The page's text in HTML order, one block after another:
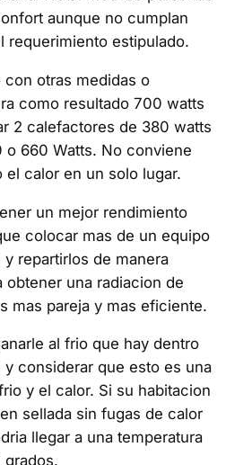
aunque no cumplan
requerimiento estipulado.
otras medidas o
como resultado 700 watts
2 calefactores de 380 watts
o 660 Watts. No conviene
calor en un solo lugar.
un mejor rendimiento
colocar mas de un equipo
repartirlos de manera
obtener una radiacion de
mas pareja y mas eficiente.
al frio que hay dentro
y considerar que esto es una
y el calor. Si su habitacion
sellada sin fugas de calor
llegar a una temperatura
grados.